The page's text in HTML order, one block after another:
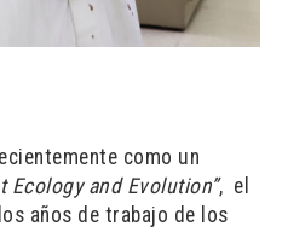
como un
Ecology and Evolution”, el
años de trabajo de los